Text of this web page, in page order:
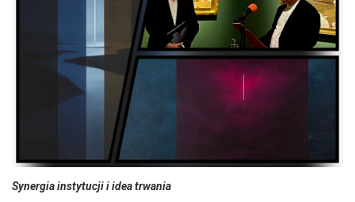
Synergia instytucji i idea trwania